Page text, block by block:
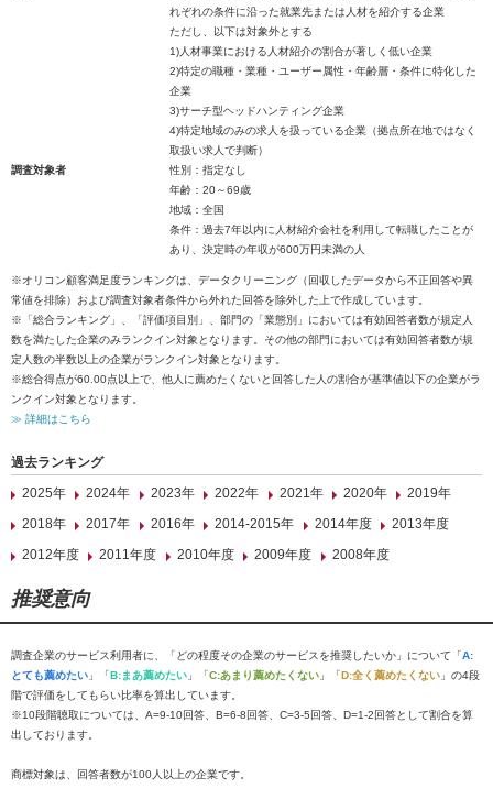
れぞれの条件に沿った就業先または人材を紹介する企業
ただし、以下は対象外とする
1)人材事業における人材紹介の割合が著しく低い企業
2)特定の職種・業種・ユーザー属性・年齢層・条件に特化した
企業
3)サーチ型ヘッドハンティング企業
4)特定地域のみの求人を扱っている企業（拠点所在地ではなく
取扱い求人で判断）
調査対象者
性別：指定なし
年齢：20～69歳
地域：全国
条件：過去7年以内に人材紹介会社を利用して転職したことが
あり、決定時の年収が600万円未満の人
※オリコン顧客満足度ランキングは、データクリーニング（回収したデータから不正回答や異
常値を排除）および調査対象者条件から外れた回答を除外した上で作成しています。
※「総合ランキング」、「評価項目別」、部門の「業態別」においては有効回答者数が規定人
数を満たした企業のみランクイン対象となります。その他の部門においては有効回答者数が規
定人数の半数以上の企業がランクイン対象となります。
※総合得点が60.00点以上で、他人に薦めたくないと回答した人の割合が基準値以下の企業がラ
ンクイン対象となります。
≫ 詳細はこちら
過去ランキング
2025年
2024年 2023年 2022年 2021年 2020年
2019年
2018年
2017年 2016年 2014-2015年 2014年度
2013年度
2012年度
2011年度 2010年度 2009年度 2008年度
推奨意向
調査企業のサービス利用者に、「どの程度その企業のサービスを推奨したいか」について「A:
とても薦めたい 」「B:まあ薦めたい 」「C:あまり薦めたくない 」「D:全く薦めたくない 」の4段
階で評価をしてもらい比率を算出しています。
※10段階聴取については、A=9-10回答、B=6-8回答、C=3-5回答、D=1-2回答として割合を算
出しております。
商標対象は、回答者数が100人以上の企業です。